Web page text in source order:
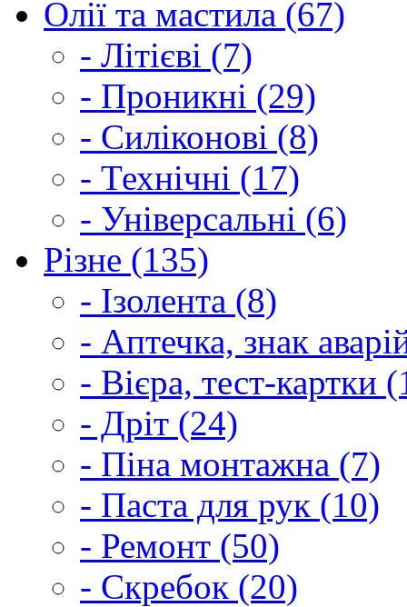
Олії та мастила (67)
- Літієві (7)
- Проникні (29)
- Силіконові (8)
- Технічні (17)
- Універсальні (6)
Різне (135)
- Ізолента (8)
- Аптечка, знак
- Вієра, тест-картки
- Дріт (24)
- Піна монтажна (7)
- Паста для рук (10)
- Ремонт (50)
- Скребок (20)